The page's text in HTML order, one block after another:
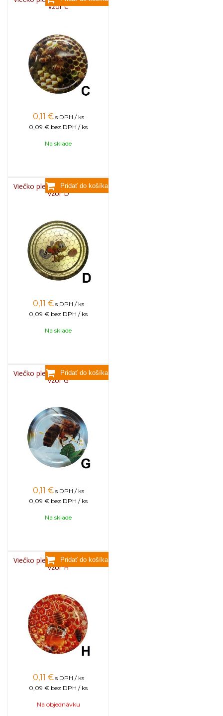
vzor C
0,11 € s DPH / ks
0,09 € bez DPH / ks
Na sklade
Viečko plechové TWIST 82 -
vzor D
0,11 € s DPH / ks
0,09 € bez DPH / ks
Na sklade
Viečko plechové TWIST 82 -
vzor G
0,11 € s DPH / ks
0,09 € bez DPH / ks
Na sklade
Viečko plechové TWIST 82 -
vzor H
0,11 € s DPH / ks
0,09 € bez DPH / ks
Na objednávku